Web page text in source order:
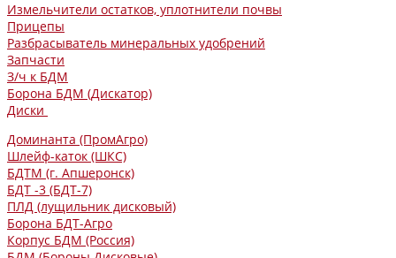
Измельчители остатков, уплотнители почвы
Прицепы
Разбрасыватель минеральных удобрений
Запчасти
З/ч к БДМ
Борона БДМ (Дискатор)
Диски
Доминанта (ПромАгро)
Шлейф-каток (ШКС)
БДТМ (г. Апшеронск)
БДТ -3 (БДТ-7)
ПЛД (лущильник дисковый)
Борона БДТ-Агро
Корпус БДМ (Россия)